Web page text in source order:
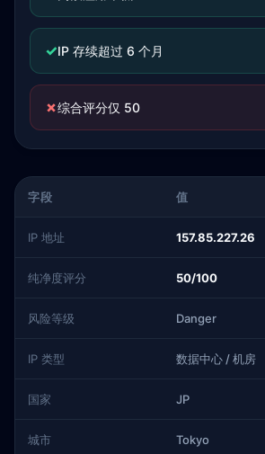
✓IP 存续超过 6 个月
✗综合评分仅 50
字段 值
IP 地址 157.85.227.26
纯净度评分 50/100
风险等级 Danger
IP 类型 数据中心 / 机房
国家 JP
城市 Tokyo